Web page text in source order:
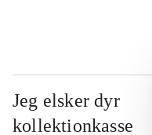
Jeg elsker dyr
kollektionkasse